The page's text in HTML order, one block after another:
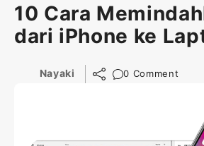
10 Cara
dari iPhone ke
Nayaki 0 Comment